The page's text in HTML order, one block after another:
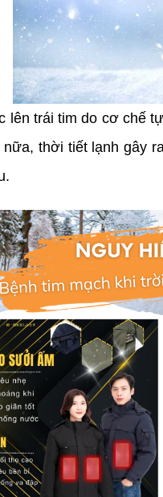
lên trái tim do cơ chế
thời tiết lạnh gây